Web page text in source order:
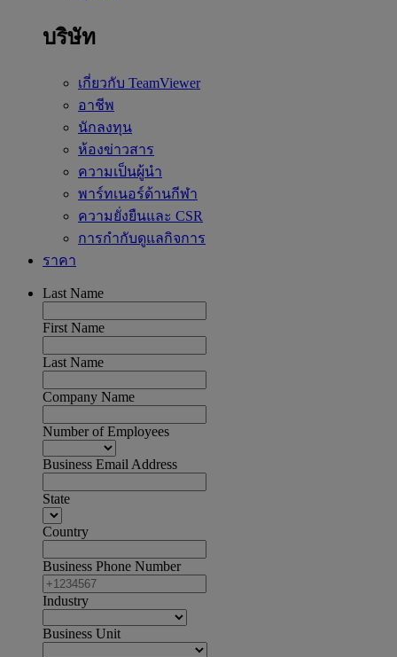
บริษัท
เกี่ยวกับ TeamViewer
อาชีพ
นักลงทุน
ห้องข่าวสาร
ความเป็นผู้นำ
พาร์ทเนอร์ด้านกีฬา
ความยั่งยืนและ CSR
การกำกับดูแลกิจการ
ราคา
Last Name
First Name
Last Name
Company Name
Number of Employees
Business Email Address
State
Country
Business Phone Number
Industry
Business Unit